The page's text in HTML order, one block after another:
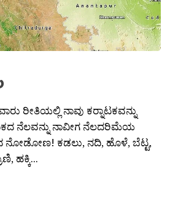
ರೀತಿಯಲ್ಲಿ ನಾವು ಕರ‍್ನಾಟಕವನ್ನು
ನೆಲವನ್ನು ನಾವೀಗ ನೆಲದರಿಮೆಯ
ನೋಡೋಣ! ಕಡಲು, ನದಿ, ಹೊಳೆ, ಬೆಟ್ಟ,
ಹಕ್ಕಿ...